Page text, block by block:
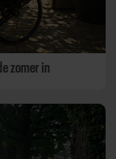
zomer in